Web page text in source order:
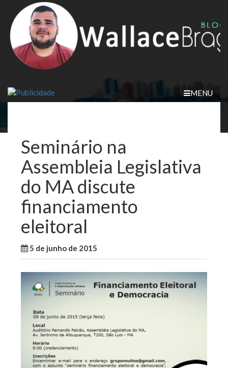
content
MENU
Seminário na
Assembleia Legislativa
do MA discute
financiamento
eleitoral
5 de junho de 2015